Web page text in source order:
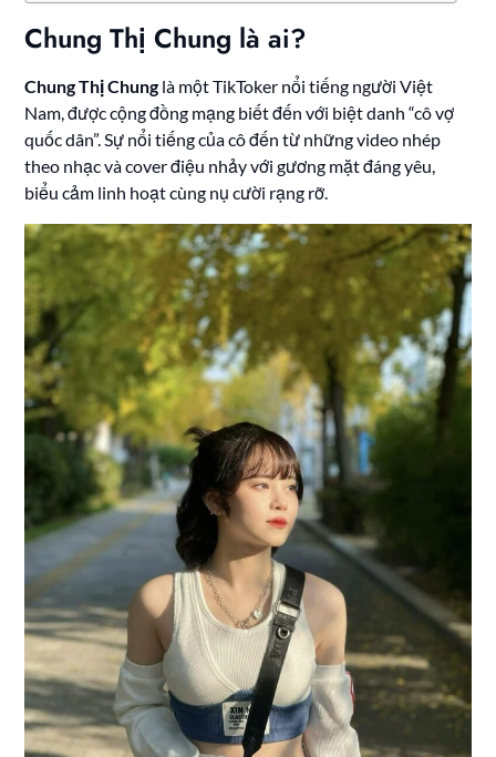
Chung Thị Chung là ai?
Chung Thị Chung là một TikToker nổi tiếng người Việt
Nam, được cộng đồng mạng biết đến với biệt danh “cô vợ
quốc dân”. Sự nổi tiếng của cô đến từ những video nhép
theo nhạc và cover điệu nhảy với gương mặt đáng yêu,
biểu cảm linh hoạt cùng nụ cười rạng rỡ.